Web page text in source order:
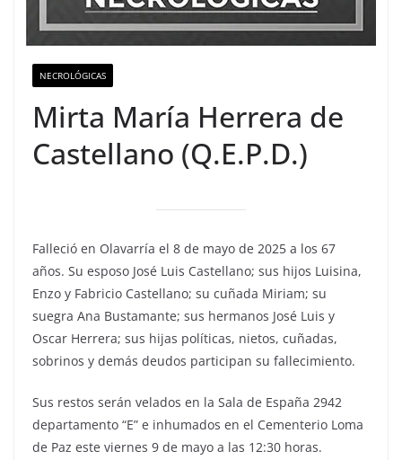
NECROLÓGICAS
Mirta María Herrera de
Castellano (Q.E.P.D.)
Falleció en Olavarría el 8 de mayo de 2025 a los 67
años. Su esposo José Luis Castellano; sus hijos Luisina,
Enzo y Fabricio Castellano; su cuñada Miriam; su
suegra Ana Bustamante; sus hermanos José Luis y
Oscar Herrera; sus hijas políticas, nietos, cuñadas,
sobrinos y demás deudos participan su fallecimiento.
Sus restos serán velados en la Sala de España 2942
departamento “E” e inhumados en el Cementerio Loma
de Paz este viernes 9 de mayo a las 12:30 horas.